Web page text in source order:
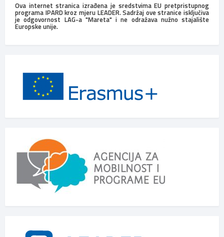
Ova internet stranica izrađena je sredstvima EU pretpristupnog
programa IPARD kroz mjeru LEADER. Sadržaj ove stranice isključiva
je odgovornost LAG-a "Mareta" i ne odražava nužno stajalište
Europske unije.